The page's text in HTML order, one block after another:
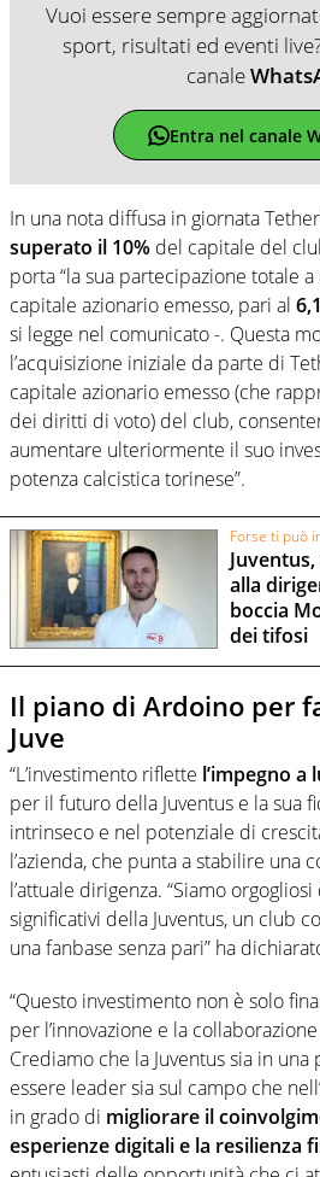
Vuoi essere sempre
sport, risultati ed eventi
canale
Entra nel canale
In una nota diffusa in giornata
superato il 10% del capitale del
porta “la sua partecipazione totale
capitale azionario emesso, pari al
si legge nel comunicato -. Questa
l’acquisizione iniziale da parte di
capitale azionario emesso (che
dei diritti di voto) del club,
aumentare ulteriormente il suo
potenza calcistica torinese”.
Forse ti può
alla
boccia
dei tifosi
Il piano di Ardoino per
Juve
“L’investimento riflette l’impegno a
per il futuro della Juventus e la sua
intrinseco e nel potenziale di
l’azienda, che punta a stabilire una
l’attuale dirigenza. “Siamo
significativi della Juventus, un club
una fanbase senza pari” ha
“Questo investimento non è solo
per l’innovazione e la
Crediamo che la Juventus sia in
essere leader sia sul campo che
in grado di migliorare il
esperienze digitali e la resilienza